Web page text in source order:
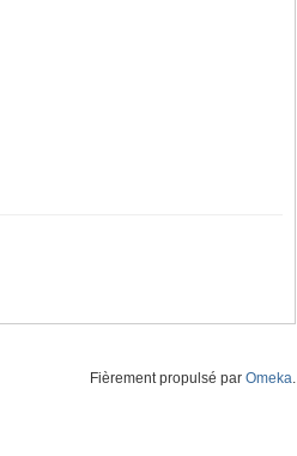
Fièrement propulsé par Omeka.